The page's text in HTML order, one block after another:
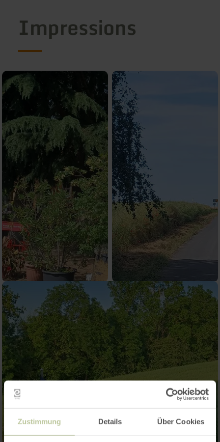
Zustimmung Details Über Cookies
Impressions